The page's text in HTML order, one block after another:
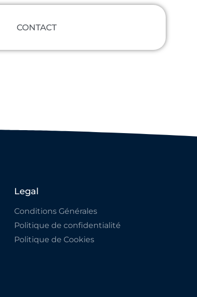
CONTACT
Legal
Conditions Générales
Politique de confidentialité
Politique de Cookies